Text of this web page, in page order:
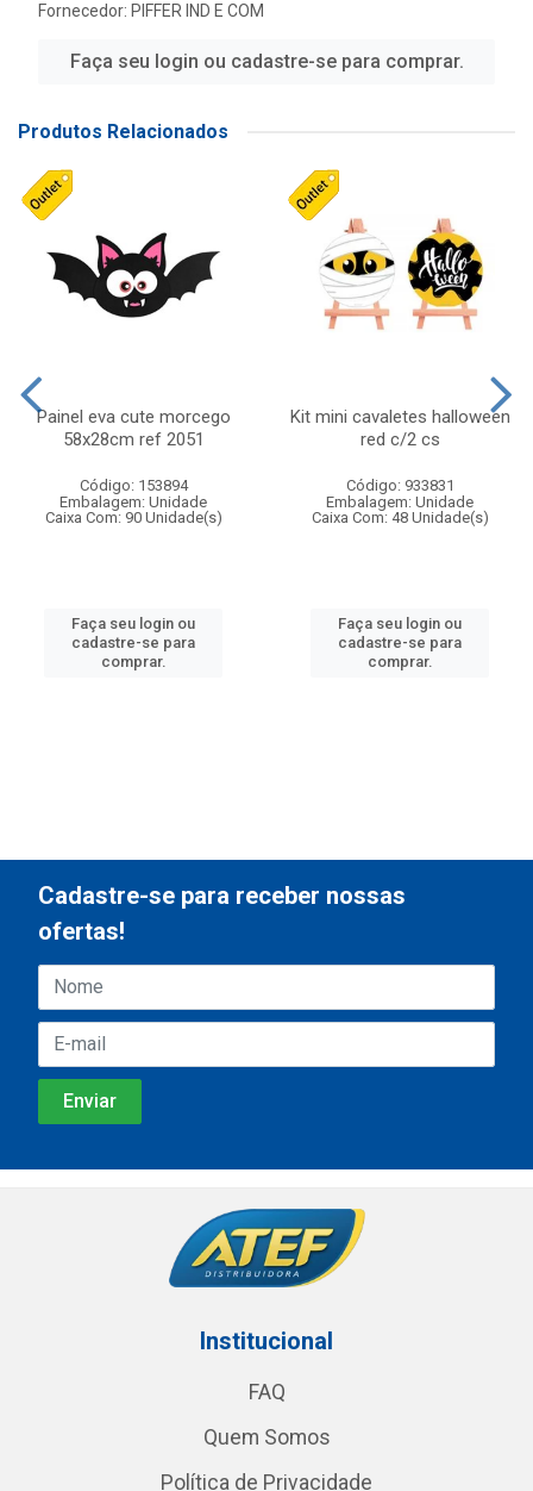
Fornecedor: PIFFER IND E COM
Faça seu login ou cadastre-se para comprar.
Produtos Relacionados
Painel eva cute morcego
58x28cm ref 2051
Código: 153894
Embalagem: Unidade
Caixa Com: 90 Unidade(s)
Faça seu login ou
cadastre-se para
comprar.
Kit mini cavaletes halloween
red c/2 cs
Código: 933831
Embalagem: Unidade
Caixa Com: 48 Unidade(s)
Faça seu login ou
cadastre-se para
comprar.
Cadastre-se para receber nossas
ofertas!
Institucional
FAQ
Quem Somos
Política de Privacidade